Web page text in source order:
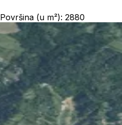
Površina (u m²): 2880